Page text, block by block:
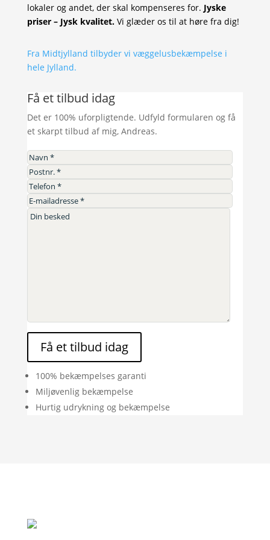
lokaler og andet, der skal kompenseres for. Jyske
priser – Jysk kvalitet.Vi glæder os til at høre fra dig!
Fra Midtjylland tilbyder vi væggelusbekæmpelse i
hele Jylland.
Få et tilbud idag
Det er 100% uforpligtende. Udfyld formularen og få
et skarpt tilbud af mig, Andreas.
Få et tilbud idag
100% bekæmpelses garanti
Miljøvenlig bekæmpelse
Hurtig udrykning og bekæmpelse